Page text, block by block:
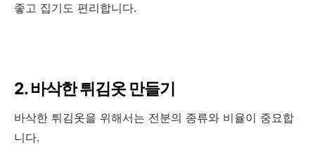
좋고 집기도 편리합니다.
2. 바삭한 튀김옷 만들기
바삭한 튀김옷을 위해서는 전분의 종류와 비율이 중요합
니다.